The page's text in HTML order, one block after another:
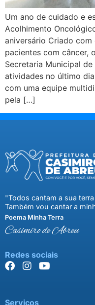
Um ano de cuidado e
Acolhimento
aniversário Criado
pacientes com câncer,
Secretaria Municipal
atividades no último
com uma equipe
pela […]
"Todos cantam a sua terra
Também vou cantar a
Poema Minha Terra
Casimiro de Abreu
Redes sociais
Serviços